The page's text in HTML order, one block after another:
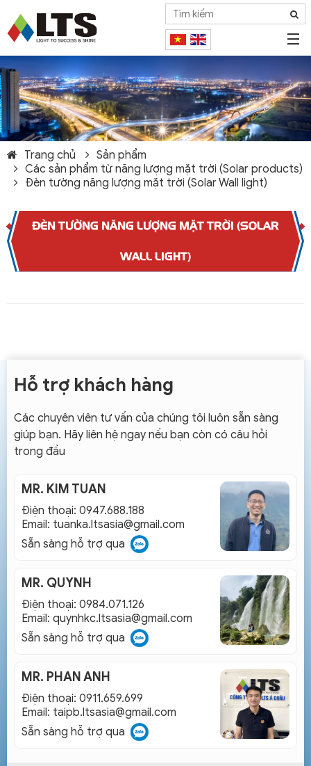
Trang chủ
Sản phẩm
Các sản phẩm từ năng lượng mặt trời (Solar products)
Đèn tường năng lượng mặt trời (Solar Wall light)
ĐÈN TƯỜNG NĂNG LƯỢNG MẶT TRỜI (SOLAR
WALL LIGHT)
Hỗ trợ khách hàng
Các chuyên viên tư vấn của chúng tôi luôn sẵn sàng
giúp bạn. Hãy liên hệ ngay nếu bạn còn có câu hỏi
trong đầu
MR. KIM TUAN
Điện thoại: 0947.688.188
Email: tuanka.ltsasia@gmail.com
Sẵn sàng hỗ trợ qua
MR. QUYNH
Điện thoại: 0984.071.126
Email: quynhkc.ltsasia@gmail.com
Sẵn sàng hỗ trợ qua
MR. PHAN ANH
Điện thoại: 0911.659.699
Email: taipb.ltsasia@gmail.com
Sẵn sàng hỗ trợ qua